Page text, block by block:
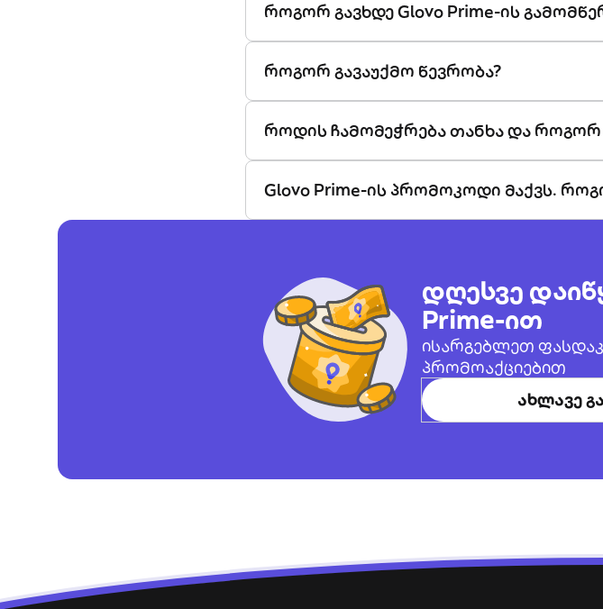
როგორ გავხდე Glovo Prime-ის
როგორ გავაუქმო წევრობა?
როდის ჩამომეჭრება თანხა და როგორ
Glovo Prime-ის პრომოკოდი მაქვს.
დღესვე
Prime-ით
ისარგებლეთ
პრომოაქციებით
ახლავე